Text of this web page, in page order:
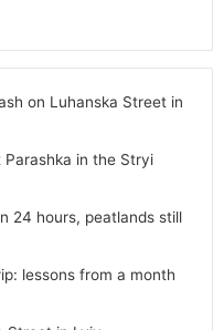
on Luhanska Street in
in the Stryi
24 hours, peatlands still
lessons from a month